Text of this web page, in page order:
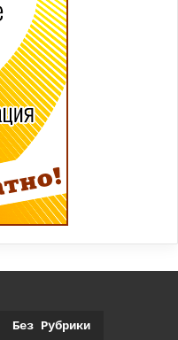
Без Рубрики